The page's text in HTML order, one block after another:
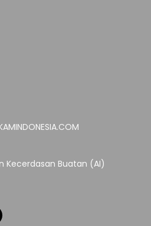
Kecerdasan Buatan (AI)